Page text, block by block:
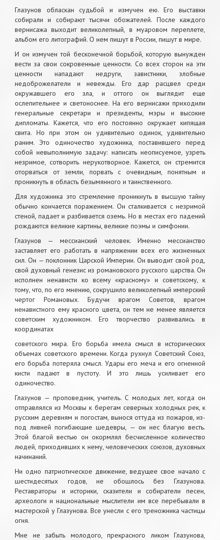
Глазунов обласкан судьбой и измучен ею. Его выставки
собирали и собирают тысячи обожателей. После каждого
вернисажа выходит великолепный, в муаровом переплете,
альбом его литографий. О нем пишут в России, пишут в мире.
И он измучен той бесконечной борьбой, которую вынужден
вести за свои сокровенные ценности. Со всех сторон на эти
ценности нападают недруги, завистники, злобные
недоброжелатели и невежды. Его дар расцвел среди
окружавшего его зла, и оттого он выглядит еще
ослепительнее и светоноснее. На его вернисажи приходили
генеральные секретари и президенты, мэры и высокие
дипломаты. Кажется, что его постоянно окружает кипящая
свита. Но при этом он удивительно одинок, удивительно
раним. Это одиночество художника, поставившего перед
собой невыполнимую задачу: написать неописуемое, узреть
незримое, сотворить нерукотворное. Кажется, он стремится
оторваться от земли, порвать с очевидным, понятным и
проникнуть в область безымянного и таинственного.
Для художника это стремление проникнуть в высшую тайну
обычно кончается поражением. Он сталкивается с незримой
стеной, падает и разбивается оземь. Но в местах его падений
рождаются великие картины, великие поэмы и симфонии.
Глазунов — мессианский человек. Именно мессианство
заставляет его работать в напряжении всех его жизненных
сил. Он — поклонник Царской Империи. Он выводит свой род,
свой духовный генезис из романовского русского царства. Он
исполнен ненависти ко всему «красному» и советскому, к
тому, что, по его мнению, сокрушило великолепный имперский
чертог Романовых. Будучи врагом Советов, врагом
ненавистного ему красного цвета, он тем не менее является
советским художником. Его творчество развивались в
координатах
советского мира. Его борьба имела смысл в исторических
объемах советского времени. Когда рухнул Советский Союз,
его борьба потеряла смысл. Удары его меча и его огненной
кисти падают в пустоту. И это лишь усиливает его
одиночество.
Глазунов — проповедник, учитель. С молодых лет, когда он
отправлялся из Москвы к берегам северных холодных рек, к
русским деревням и погостам, вынося оттуда из пожаров, из-
под ливней погибающие шедевры, — он нес благую весть.
Этой благой вестью он окормлял бесчисленное количество
людей, приходивших к нему, человеческих союзов, духовных
начинаний.
Ни одно патриотическое движение, ведущее свое начало с
шестидесятых годов, не обошлось без Глазунова.
Реставраторы и историки, сказители и собиратели песен,
археологи и национальные мыслители им все перебывали в
мастерской у Глазунова. Все унесли с его треножника частицы
огня.
Мне не забыть молодого, прекрасного ликом Глазунова,